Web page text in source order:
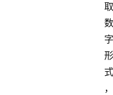
取
数
字
形
式
，